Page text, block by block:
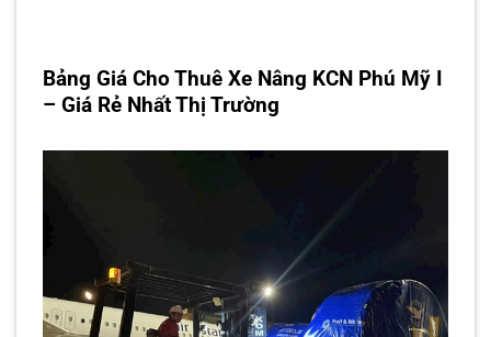
Bảng Giá Cho Thuê Xe Nâng KCN Phú Mỹ I
– Giá Rẻ Nhất Thị Trường